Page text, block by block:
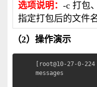
选项说明： -c 打包
指定打包后的文件
（2）操作演示
[root@10-27-0-
messages